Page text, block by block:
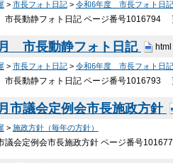
> 市長フォト日記> 令和6年度 市長フォト日記
長動静フォト日記 ページ番号1016794
市長動静フォト日記 html
> 市長フォト日記> 令和6年度 市長フォト日記
長動静フォト日記 ページ番号1016793
市議会定例会市長施政方針
> 施政方針（毎年の方針）
議会定例会市長施政方針 ページ番号